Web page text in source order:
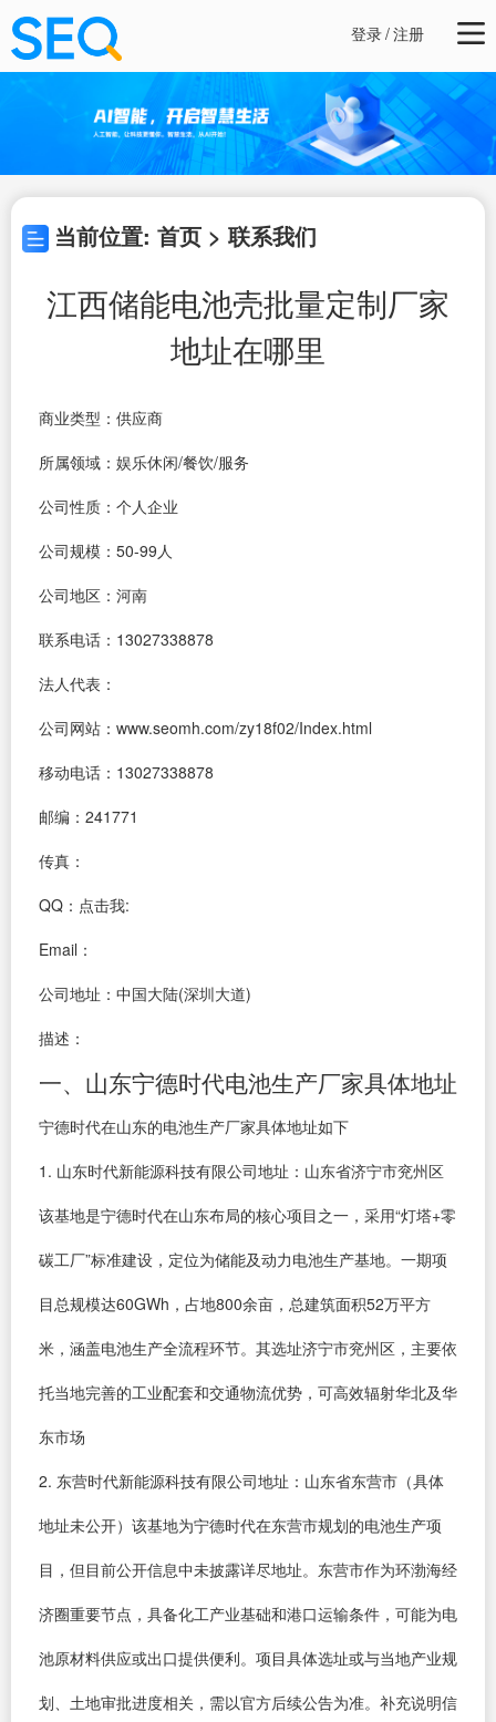
登录/注册
当前位置: 首页 > 联系我们
江西储能电池壳批量定制厂家
地址在哪里
商业类型：供应商
所属领域：娱乐休闲/餐饮/服务
公司性质：个人企业
公司规模：50-99人
公司地区：河南
联系电话：13027338878
法人代表：
公司网站：www.seomh.com/zy18f02/Index.html
移动电话：13027338878
邮编：241771
传真：
QQ： 点击我:
Email：
公司地址：中国大陆(深圳大道)
描述：
一、山东宁德时代电池生产厂家具体地址
宁德时代在山东的电池生产厂家具体地址如下
1. 山东时代新能源科技有限公司地址：山东省济宁市兖州区
该基地是宁德时代在山东布局的核心项目之一，采用“灯塔+零
碳工厂”标准建设，定位为储能及动力电池生产基地。一期项
目总规模达60GWh，占地800余亩，总建筑面积52万平方
米，涵盖电池生产全流程环节。其选址济宁市兖州区，主要依
托当地完善的工业配套和交通物流优势，可高效辐射华北及华
东市场
2. 东营时代新能源科技有限公司地址：山东省东营市（具体
地址未公开）该基地为宁德时代在东营市规划的电池生产项
目，但目前公开信息中未披露详尽地址。东营市作为环渤海经
济圈重要节点，具备化工产业基础和港口运输条件，可能为电
池原材料供应或出口提供便利。项目具体选址或与当地产业规
划、土地审批进度相关，需以官方后续公告为准。补充说明信